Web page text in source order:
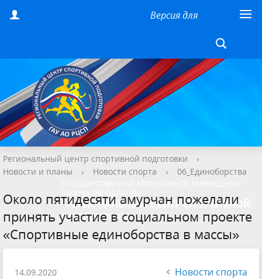
Версия для
"РЕГИОНАЛЬНЫЙ ЦЕНТР СПОРТИВНОЙ
ПОДГОТОВКИ"
Региональный центр спортивной подготовки
›
Новости и планы
› Новости спорта › 06_Единоборства
Около пятидесяти амурчан пожелали
принять участие в социальном проекте
«Спортивные единоборства в массы»
14.09.2020 Новости спорта